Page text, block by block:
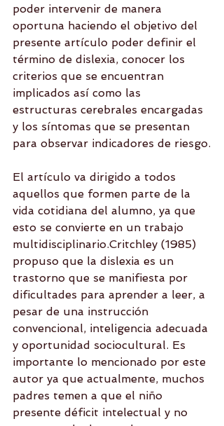
poder intervenir de manera
oportuna haciendo el objetivo del
presente artículo poder definir el
término de dislexia, conocer los
criterios que se encuentran
implicados así como las
estructuras cerebrales encargadas
y los síntomas que se presentan
para observar indicadores de riesgo.
El artículo va dirigido a todos
aquellos que formen parte de la
vida cotidiana del alumno, ya que
esto se convierte en un trabajo
multidisciplinario.Critchley (1985)
propuso que la dislexia es un
trastorno que se manifiesta por
dificultades para aprender a leer, a
pesar de una instrucción
convencional, inteligencia adecuada
y oportunidad sociocultural. Es
importante lo mencionado por este
autor ya que actualmente, muchos
padres temen a que el niño
presente déficit intelectual y no